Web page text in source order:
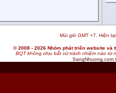
Múi giờ GMT +7. Hiện
© 2008 - 2026 Nhóm phát triển website và
BQT không chịu bất cứ trách nhiệm nào từ
SangNhuong.com